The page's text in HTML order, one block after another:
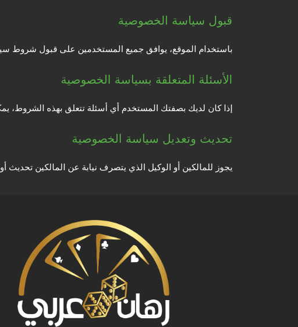
قبول سياسة الخصوصية
باستخدام الموقع، يوافق جميع المستخدمين على قبول شروط
الأسئلة المتعلقة بسياسة الخصوصية
إذا كان لديك بصفتك المستخدم أي أسئلة تتعلق بهذه الشروط،
تحديث وتعديل سياسة الخصوصية
يجوز للمالكين أو الوكيل الذي يتصرف نيابة عن المالكين